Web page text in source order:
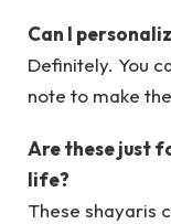
Can I
Definitely. You
note to make
Are these just
life?
These shayaris